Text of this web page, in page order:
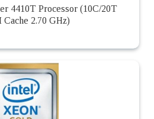
4410T Processor (10C/20T
Cache 2.70 GHz)